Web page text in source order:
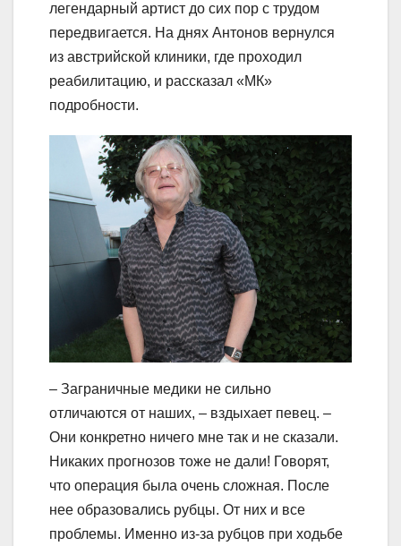
легендарный артист до сих пор с трудом
передвигается. На днях Антонов вернулся
из австрийской клиники, где проходил
реабилитацию, и рассказал «МК»
подробности.
– Заграничные медики не сильно
отличаются от наших, – вздыхает певец. –
Они конкретно ничего мне так и не сказали.
Никаких прогнозов тоже не дали! Говорят,
что операция была очень сложная. После
нее образовались рубцы. От них и все
проблемы. Именно из-за рубцов при ходьбе